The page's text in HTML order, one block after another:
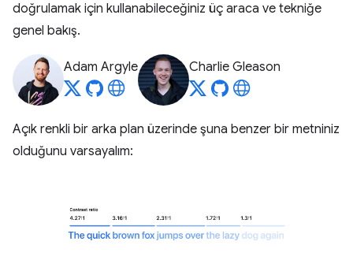
doğrulamak için kullanabileceğiniz üç araca ve tekniğe
genel bakış.
Adam Argyle Charlie Gleason
Açık renkli bir arka plan üzerinde şuna benzer bir metniniz
olduğunu varsayalım: